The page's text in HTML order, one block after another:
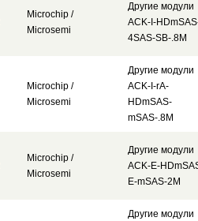
Microchip /
Microsemi
Другие модули
ACK-I-
4SAS-SB-.8M
Microchip /
Microsemi
Другие модули
ACK-I-rA-
HDmSAS-
mSAS-.8M
Microchip /
Microsemi
Другие модули
ACK-E-
E-mSAS-2M
Другие модули